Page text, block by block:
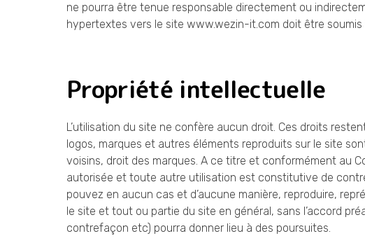
ne pourra être tenue responsable directement ou
hypertextes vers le site www.wezin-it.com doit être soumis
Propriété intellectuelle
L’utilisation du site ne confère aucun droit. Ces droits
logos, marques et autres éléments reproduits sur le site
voisins, droit des marques. A ce titre et conformément au
autorisée et toute autre utilisation est constitutive de
pouvez en aucun cas et d’aucune manière, reproduire,
le site et tout ou partie du site en général, sans l’accord
contrefaçon etc) pourra donner lieu à des poursuites.